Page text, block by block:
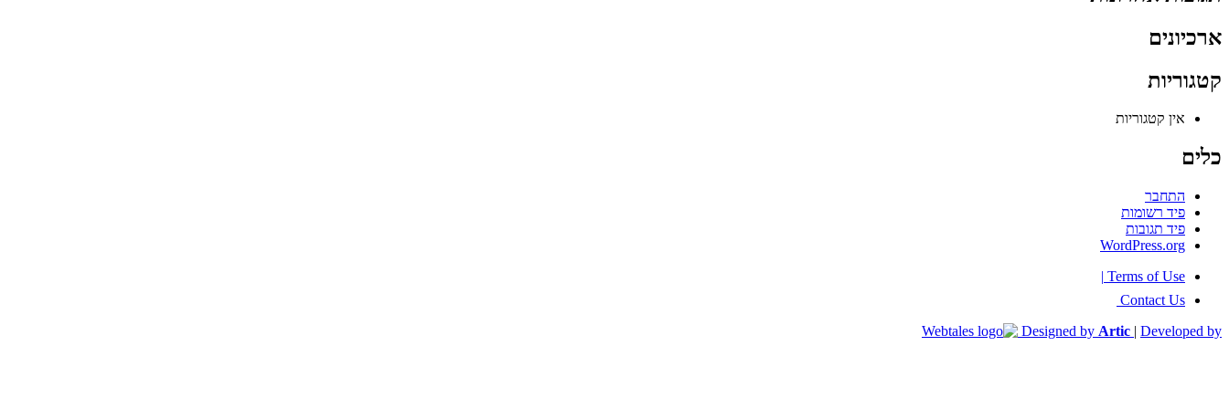
ארכיונים
קטגוריות
אין קטגוריות
כלים
התחבר
פיד רשומות
פיד תגובות
WordPress.org
Terms of Use
|
Contact Us
Designed by Artic | Developed by